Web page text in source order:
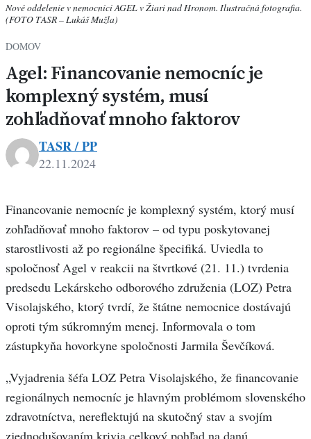
Nové oddelenie v nemocnici AGEL v Žiari nad Hronom. Ilustračná fotografia.
(FOTO TASR – Lukáš Mužla)
DOMOV
Agel: Financovanie nemocníc je
komplexný systém, musí
zohľadňovať mnoho faktorov
TASR / PP
22.11.2024
Financovanie nemocníc je komplexný systém, ktorý musí
zohľadňovať mnoho faktorov – od typu poskytovanej
starostlivosti až po regionálne špecifiká. Uviedla to
spoločnosť Agel v reakcii na štvrtkové (21. 11.) tvrdenia
predsedu Lekárskeho odborového združenia (LOZ) Petra
Visolajského, ktorý tvrdí, že štátne nemocnice dostávajú
oproti tým súkromným menej. Informovala o tom
zástupkyňa hovorkyne spoločnosti Jarmila Ševčíková.
„Vyjadrenia šéfa LOZ Petra Visolajského, že financovanie
regionálnych nemocníc je hlavným problémom slovenského
zdravotníctva, nereflektujú na skutočný stav a svojím